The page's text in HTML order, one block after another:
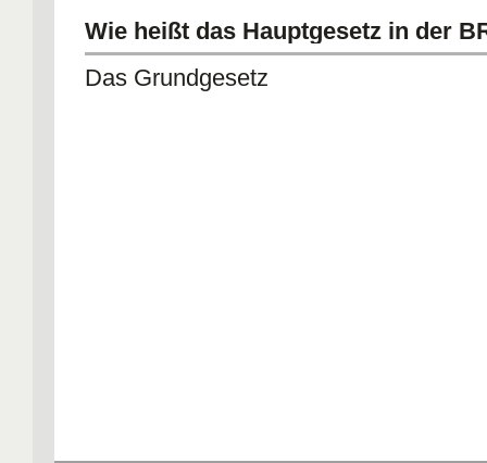
Wie heißt das Hauptgesetz in der
Das Grundgesetz